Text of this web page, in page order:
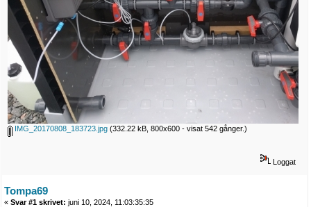
IMG_20170808_183723.jpg (332.22 kB, 800x600 - visat 542 gånger.)
Loggat
Tompa69
« Svar #1 skrivet: juni 10, 2024, 11:03:35:35